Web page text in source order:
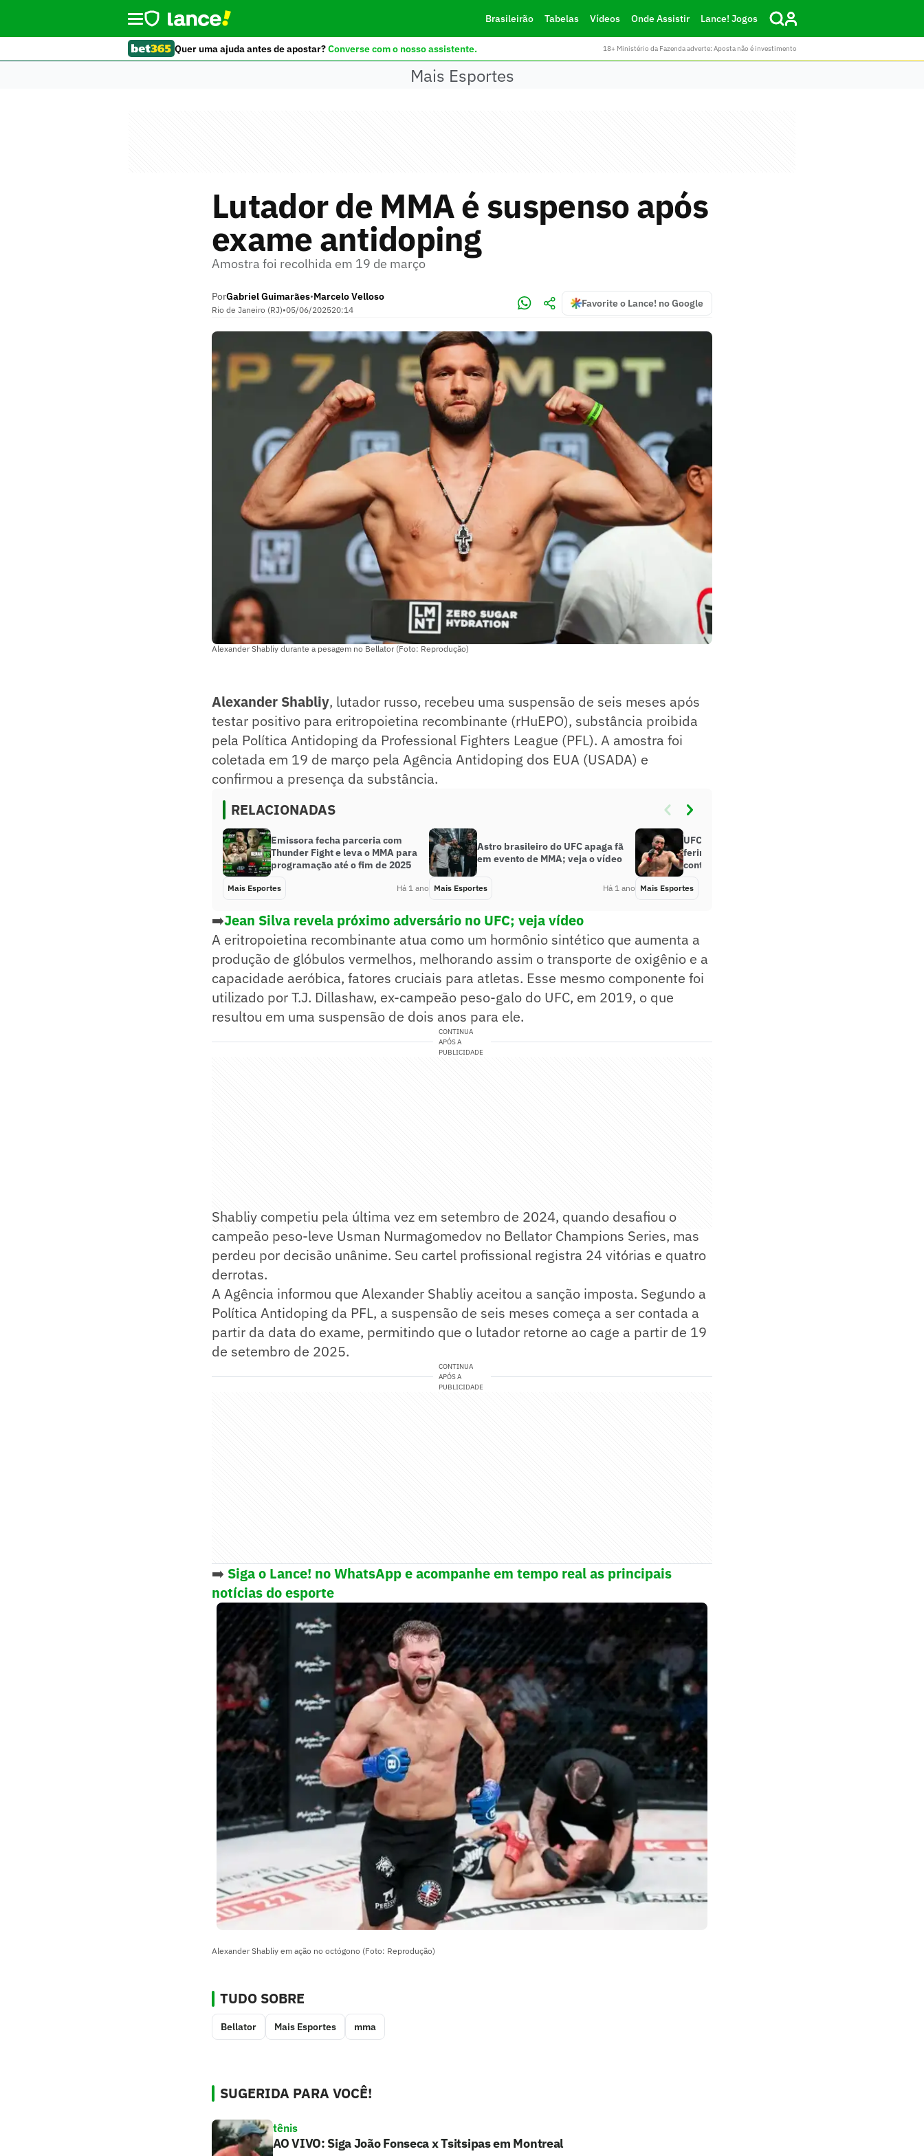
Brasileirão Tabelas Vídeos Onde Assistir Lance! Jogos
Quer uma ajuda antes de apostar?Converse com o nosso assistente. 18+ Ministério da Fazenda adverte: Aposta não é investimento
Mais Esportes
Lutador de MMA é suspenso após
exame antidoping
Amostra foi recolhida em 19 de março
PorGabriel Guimarães•Marcelo Velloso
Rio de Janeiro (RJ)•05/06/202520:14
Favorite o Lance! no Google
Alexander Shabliy durante a pesagem no Bellator (Foto: Reprodução)
Alexander Shabliy, lutador russo, recebeu uma suspensão de seis meses após
testar positivo para eritropoietina recombinante (rHuEPO), substância proibida
pela Política Antidoping da Professional Fighters League (PFL). A amostra foi
coletada em 19 de março pela Agência Antidoping dos EUA (USADA) e
confirmou a presença da substância.
RELACIONADAS
Emissora fecha parceria com
Thunder Fight e leva o MMA para
programação até o fim de 2025
Mais Esportes Há 1 ano
Astro brasileiro do UFC apaga fã
em evento de MMA; veja o vídeo
Mais Esportes Há 1 ano
UFC: Belal Muhammad mostra
ferimentos no rosto após luta
contra Maddalena
Mais Esportes
➡️Jean Silva revela próximo adversário no UFC; veja vídeo
A eritropoietina recombinante atua como um hormônio sintético que aumenta a
produção de glóbulos vermelhos, melhorando assim o transporte de oxigênio e a
capacidade aeróbica, fatores cruciais para atletas. Esse mesmo componente foi
utilizado por T.J. Dillashaw, ex-campeão peso-galo do UFC, em 2019, o que
resultou em uma suspensão de dois anos para ele.
CONTINUA
APÓS A
PUBLICIDADE
Shabliy competiu pela última vez em setembro de 2024, quando desafiou o
campeão peso-leve Usman Nurmagomedov no Bellator Champions Series, mas
perdeu por decisão unânime. Seu cartel profissional registra 24 vitórias e quatro
derrotas.
A Agência informou que Alexander Shabliy aceitou a sanção imposta. Segundo a
Política Antidoping da PFL, a suspensão de seis meses começa a ser contada a
partir da data do exame, permitindo que o lutador retorne ao cage a partir de 19
de setembro de 2025.
CONTINUA
APÓS A
PUBLICIDADE
➡️ Siga o Lance! no WhatsApp e acompanhe em tempo real as principais
notícias do esporte
Alexander Shabliy em ação no octógono (Foto: Reprodução)
TUDO SOBRE
Bellator Mais Esportes mma
SUGERIDA PARA VOCÊ!
tênis
AO VIVO: Siga João Fonseca x Tsitsipas em Montreal